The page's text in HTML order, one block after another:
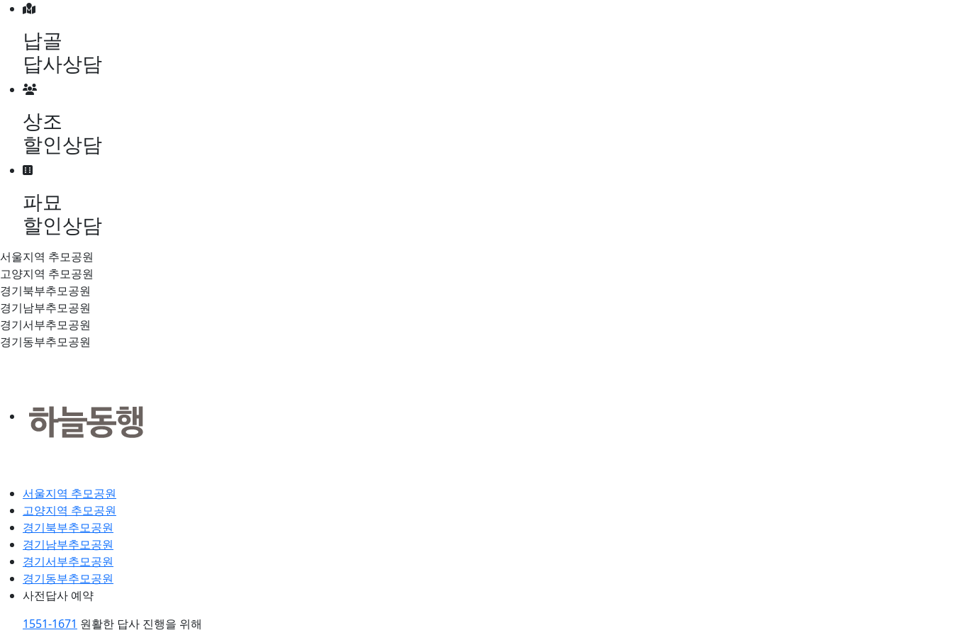
메뉴 건너뛰기
납골
답사상담
상조
할인상담
파묘
할인상담
서울지역 추모공원
고양지역 추모공원
경기북부추모공원
경기남부추모공원
경기서부추모공원
경기동부추모공원
서울지역 추모공원
고양지역 추모공원
경기북부추모공원
경기남부추모공원
경기서부추모공원
경기동부추모공원
사전답사 예약
1551-1671 원활한 답사 진행을 위해